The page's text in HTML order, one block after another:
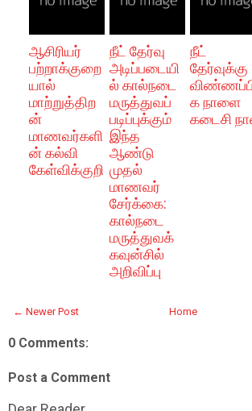
ஆசிரியர்
பற்றாக்குறை
யால்
மாற்றுத்திற
ன்
மாணவர்களி
ன் கல்வி
கேள்விக்குறி
நீட் தேர்வு
அடிப்படையி
ல் கால்நடை
மருத்துவப்
படிப்புக்கும்
இந்த
ஆண்டு
முதல்
மாணவர்
சேர்க்கை:
கால்நடை
மருத்துவக்
கவுன்சில்
அறிவிப்பு
நீட்
தேர்வுக்கு
க நாளை
கடைசி
← Newer Post Home
0 Comments:
Post a Comment